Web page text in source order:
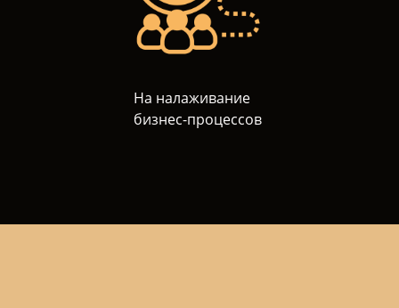
На налаживание
бизнес-процессов